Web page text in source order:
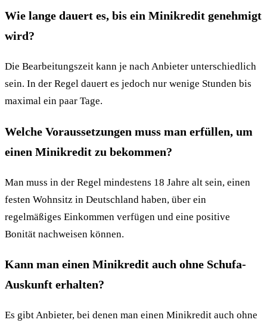
Wie lange dauert es, bis ein Minikredit genehmigt
wird?
Die Bearbeitungszeit kann je nach Anbieter unterschiedlich
sein. In der Regel dauert es jedoch nur wenige Stunden bis
maximal ein paar Tage.
Welche Voraussetzungen muss man erfüllen, um
einen Minikredit zu bekommen?
Man muss in der Regel mindestens 18 Jahre alt sein, einen
festen Wohnsitz in Deutschland haben, über ein
regelmäßiges Einkommen verfügen und eine positive
Bonität nachweisen können.
Kann man einen Minikredit auch ohne Schufa-
Auskunft erhalten?
Es gibt Anbieter, bei denen man einen Minikredit auch ohne